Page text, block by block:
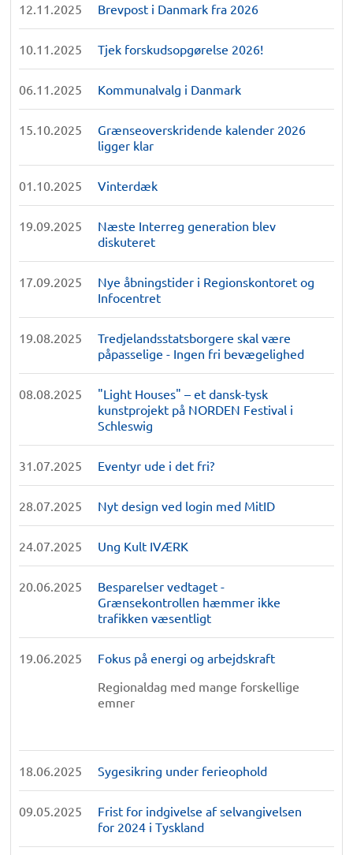
12.11.2025 Brevpost i Danmark fra 2026
10.11.2025 Tjek forskudsopgørelse 2026!
06.11.2025 Kommunalvalg i Danmark
15.10.2025
Grænseoverskridende kalender 2026
ligger klar
01.10.2025 Vinterdæk
19.09.2025
Næste Interreg generation blev
diskuteret
17.09.2025
Nye åbningstider i Regionskontoret og
Infocentret
19.08.2025
Tredjelandsstatsborgere skal være
påpasselige - Ingen fri bevægelighed
08.08.2025
"Light Houses" – et dansk-tysk
kunstprojekt på NORDEN Festival i
Schleswig
31.07.2025 Eventyr ude i det fri?
28.07.2025 Nyt design ved login med MitID
24.07.2025 Ung Kult IVÆRK
20.06.2025
Besparelser vedtaget -
Grænsekontrollen hæmmer ikke
trafikken væsentligt
19.06.2025
Fokus på energi og arbejdskraft
Regionaldag med mange forskellige
emner
18.06.2025 Sygesikring under ferieophold
09.05.2025
Frist for indgivelse af selvangivelsen
for 2024 i Tyskland